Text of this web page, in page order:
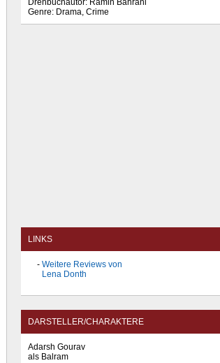
Drehbuchautor: Ramin Bahrani
Genre: Drama, Crime
LINKS
Weitere Reviews von
Lena Donth
DARSTELLER/CHARAKTERE
Adarsh Gourav
als Balram